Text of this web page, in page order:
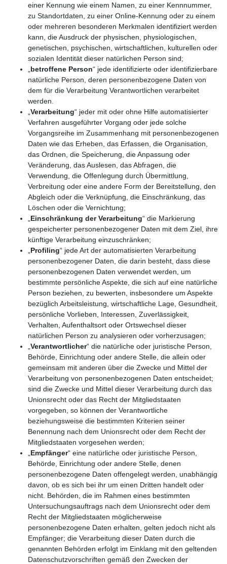
einer Kennung wie einem Namen, zu einer Kennnummer,
zu Standortdaten, zu einer Online-Kennung oder zu einem
oder mehreren besonderen Merkmalen identifiziert werden
kann, die Ausdruck der physischen, physiologischen,
genetischen, psychischen, wirtschaftlichen, kulturellen oder
sozialen Identität dieser natürlichen Person sind;
betroffene Person“ jede identifizierte oder identifizierbare
natürliche Person, deren personenbezogene Daten von
dem für die Verarbeitung Verantwortlichen verarbeitet
werden.
Verarbeitung“ jeder mit oder ohne Hilfe automatisierter
Verfahren ausgeführter Vorgang oder jede solche
Vorgangsreihe im Zusammenhang mit personenbezogenen
Daten wie das Erheben, das Erfassen, die Organisation,
das Ordnen, die Speicherung, die Anpassung oder
Veränderung, das Auslesen, das Abfragen, die
Verwendung, die Offenlegung durch Übermittlung,
Verbreitung oder eine andere Form der Bereitstellung, den
Abgleich oder die Verknüpfung, die Einschränkung, das
Löschen oder die Vernichtung;
Einschränkung der Verarbeitung“ die Markierung
gespeicherter personenbezogener Daten mit dem Ziel, ihre
künftige Verarbeitung einzuschränken;
Profiling“ jede Art der automatisierten Verarbeitung
personenbezogener Daten, die darin besteht, dass diese
personenbezogenen Daten verwendet werden, um
bestimmte persönliche Aspekte, die sich auf eine natürliche
Person beziehen, zu bewerten, insbesondere um Aspekte
bezüglich Arbeitsleistung, wirtschaftliche Lage, Gesundheit,
persönliche Vorlieben, Interessen, Zuverlässigkeit,
Verhalten, Aufenthaltsort oder Ortswechsel dieser
natürlichen Person zu analysieren oder vorherzusagen;
Verantwortlicher“ die natürliche oder juristische Person,
Behörde, Einrichtung oder andere Stelle, die allein oder
gemeinsam mit anderen über die Zwecke und Mittel der
Verarbeitung von personenbezogenen Daten entscheidet;
sind die Zwecke und Mittel dieser Verarbeitung durch das
Unionsrecht oder das Recht der Mitgliedstaaten
vorgegeben, so können der Verantwortliche
beziehungsweise die bestimmten Kriterien seiner
Benennung nach dem Unionsrecht oder dem Recht der
Mitgliedstaaten vorgesehen werden;
Empfänger“ eine natürliche oder juristische Person,
Behörde, Einrichtung oder andere Stelle, denen
personenbezogene Daten offengelegt werden, unabhängig
davon, ob es sich bei ihr um einen Dritten handelt oder
nicht. Behörden, die im Rahmen eines bestimmten
Untersuchungsauftrags nach dem Unionsrecht oder dem
Recht der Mitgliedstaaten möglicherweise
personenbezogene Daten erhalten, gelten jedoch nicht als
Empfänger; die Verarbeitung dieser Daten durch die
genannten Behörden erfolgt im Einklang mit den geltenden
Datenschutzvorschriften gemäß den Zwecken der